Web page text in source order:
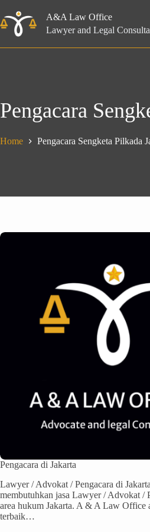
to
content
A&A Law Office
Lawyer and Legal
Pengacara
Home Pengacara Sengketa Pilkada
Pengacara di Jakarta
Lawyer / Advokat / Pengacara di
membutuhkan jasa Lawyer / Advokat /
area hukum Jakarta. A & A Law Office
terbaik…